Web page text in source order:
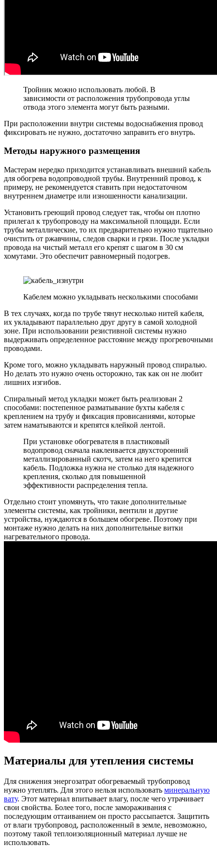
Тройник можно использовать любой. В
зависимости от расположения трубопровода углы
отвода этого элемента могут быть разными.
При расположении внутри системы водоснабжения провод
фиксировать не нужно, достаточно заправить его внутрь.
Методы наружного размещения
Мастерам нередко приходится устанавливать внешний кабель
для обогрева водопроводной трубы. Внутренний провод, к
примеру, не рекомендуется ставить при недостаточном
внутреннем диаметре или изношенности канализации.
Установить греющий провод следует так, чтобы он плотно
прилегал к трубопроводу на максимальной площади. Если
трубы металлические, то их предварительно нужно тщательно
очистить от ржавчины, следов сварки и грязи. После укладки
провода на чистый металл его крепят с шагом в 30 см
хомутами. Это обеспечит равномерный подогрев.
Кабелем можно укладывать несколькими способами
В тех случаях, когда по трубе тянут несколько нитей кабеля,
их укладывают параллельно друг другу в самой холодной
зоне. При использовании резистивной системы нужно
выдерживать определенное расстояние между прогревочными
проводами.
Кроме того, можно укладывать наружный провод спиралью.
Но делать это нужно очень осторожно, так как он не любит
лишних изгибов.
Спиральный метод укладки может быть реализован 2
способами: постепенное разматывание бухты кабеля с
креплением на трубу и фиксация провисаниями, которые
затем наматываются и крепятся клейкой лентой.
При установке обогревателя в пластиковый
водопровод сначала наклеивается двухсторонний
металлизированный скотч, затем на него крепится
кабель. Подложка нужна не столько для надежного
крепления, сколько для повышенной
эффективности распределения тепла.
Отдельно стоит упомянуть, что такие дополнительные
элементы системы, как тройники, вентили и другие
устройства, нуждаются в большем обогреве. Поэтому при
монтаже нужно делать на них дополнительные витки
нагревательного провода.
Материалы для утепления системы
Для снижения энергозатрат обогреваемый трубопровод
нужно утеплять. Для этого нельзя использовать минеральную
вату. Этот материал впитывает влагу, после чего утрачивает
свои свойства. Более того, после замораживания с
последующим оттаиванием он просто рассыпается. Защитить
от влаги трубопровод, расположенный в земле, невозможно,
поэтому такой теплоизоляционный материал лучше не
использовать.